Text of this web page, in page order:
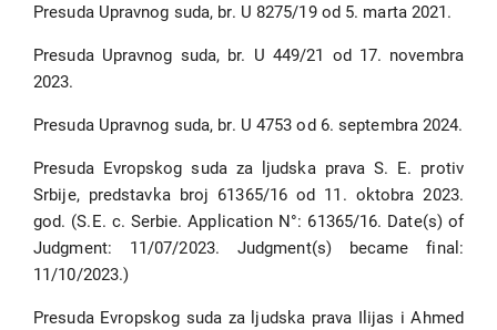
Presuda Upravnog suda, br. U 8275/19 od 5. marta 2021.
Presuda Upravnog suda, br. U 449/21 od 17. novembra
2023.
Presuda Upravnog suda, br. U 4753 od 6. septembra 2024.
Presuda Evropskog suda za ljudska prava S. E. protiv
Srbije, predstavka broj 61365/16 od 11. oktobra 2023.
god. (S.E. c. Serbie. Application N°: 61365/16. Date(s) of
Judgment: 11/07/2023. Judgment(s) became final:
11/10/2023.)
Presuda Evropskog suda za ljudska prava Ilijas i Ahmed